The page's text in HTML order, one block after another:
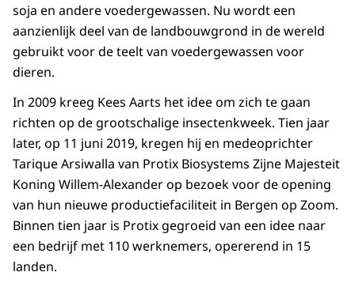
soja en andere voedergewassen. Nu wordt een
aanzienlijk deel van de landbouwgrond in de wereld
gebruikt voor de teelt van voedergewassen voor
dieren.
In 2009 kreeg Kees Aarts het idee om zich te gaan
richten op de grootschalige insectenkweek. Tien jaar
later, op 11 juni 2019, kregen hij en medeoprichter
Tarique Arsiwalla van Protix Biosystems Zijne Majesteit
Koning Willem-Alexander op bezoek voor de opening
van hun nieuwe productiefaciliteit in Bergen op Zoom.
Binnen tien jaar is Protix gegroeid van een idee naar
een bedrijf met 110 werknemers, opererend in 15
landen.